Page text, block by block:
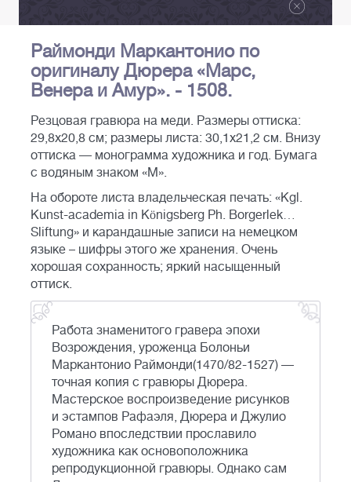
Раймонди Маркантонио по
оригиналу Дюрера «Марс,
Венера и Амур». - 1508.
Резцовая гравюра на меди. Размеры оттиска:
29,8х20,8 см; размеры листа: 30,1х21,2 см. Внизу
оттиска — монограмма художника и год. Бумага
с водяным знаком «М».
На обороте листа владельческая печать: «Kgl.
Kunst-асademiа in Königsberg Ph. Borgerlek…
Sliftung» и карандашные записи на немецком
языке – шифры этого же хранения. Очень
хорошая сохранность; яркий насыщенный
оттиск.
Работа знаменитого гравера эпохи
Возрождения, уроженца Болоньи
Маркантонио Раймонди(1470/82-1527) —
точная копия с гравюры Дюрера.
Мастерское воспроизведение рисунков
и эстампов Рафаэля, Дюрера и Джулио
Романо впоследствии прославило
художника как основоположника
репродукционной гравюры. Однако сам